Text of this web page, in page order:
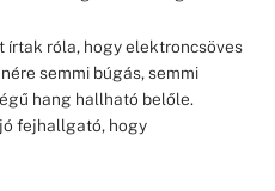
írtak róla, hogy elektroncsöves
semmi búgás, semmi
hang hallható belőle.
fejhallgató, hogy